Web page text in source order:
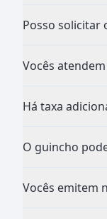
Posso solicitar
Vocês
Há taxa
O guincho
Vocês emitem